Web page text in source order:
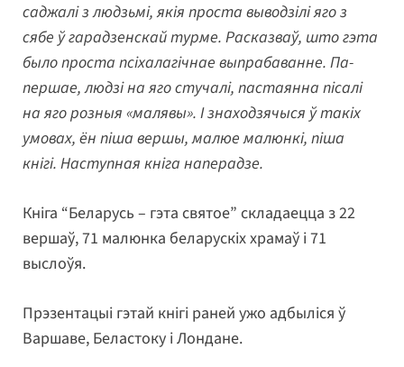
саджалі з людзьмі, якія проста выводзілі яго з
сябе ў гарадзенскай турме. Расказваў, што гэта
было проста псіхалагічнае выпрабаванне. Па-
першае, людзі на яго стучалі, пастаянна пісалі
на яго розныя «малявы». І знаходзячыся ў такіх
умовах, ён піша вершы, малюе малюнкі, піша
кнігі. Наступная кніга наперадзе.
Кніга “Беларусь – гэта святое” складаецца з 22
вершаў, 71 малюнка беларускіх храмаў і 71
выслоўя.
Прэзентацыі гэтай кнігі раней ужо адбыліся ў
Варшаве, Беластоку і Лондане.